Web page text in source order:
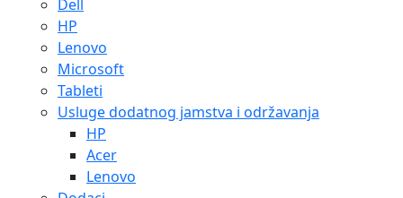
Dell
HP
Lenovo
Microsoft
Tableti
Usluge dodatnog jamstva i održavanja
HP
Acer
Lenovo